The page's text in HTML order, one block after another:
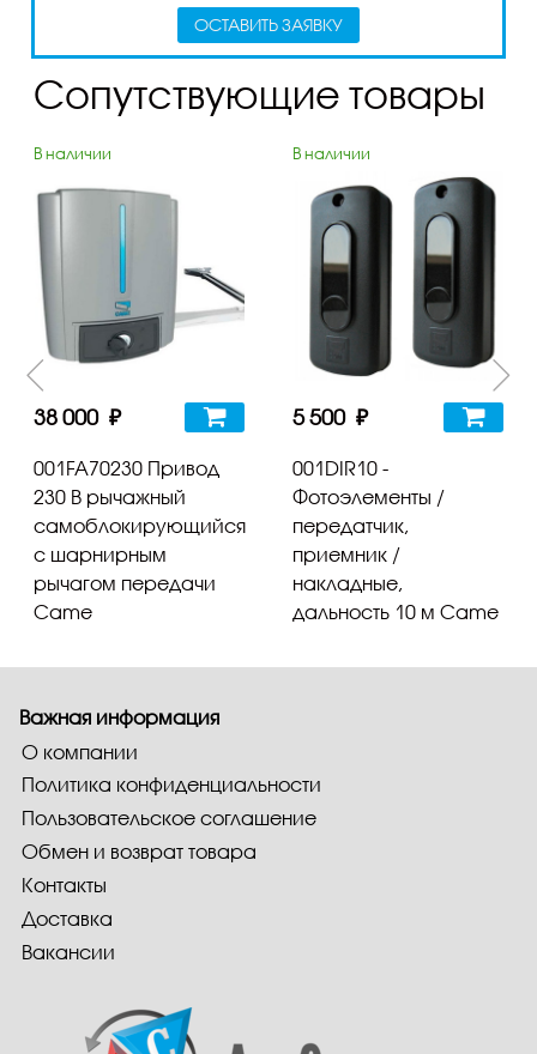
ОСТАВИТЬ ЗАЯВКУ
Сопутствующие товары
В наличии
38 000 ₽
001FA70230 Привод
230 В рычажный
самоблокирующийся
с шарнирным
рычагом передачи
Came
В наличии
5 500 ₽
001DIR10 -
Фотоэлементы /
передатчик,
приемник /
накладные,
дальность 10 м Came
Важная информация
О компании
Политика конфиденциальности
Пользовательское соглашение
Обмен и возврат товара
Контакты
Доставка
Вакансии